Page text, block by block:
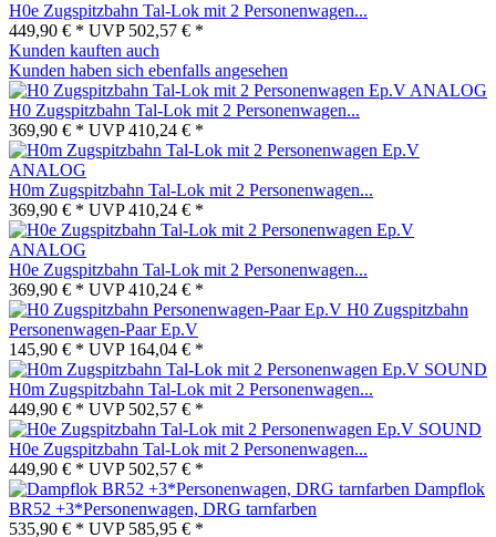
H0e Zugspitzbahn Tal-Lok mit 2 Personenwagen...
449,90 € * UVP 502,57 € *
Kunden kauften auch
Kunden haben sich ebenfalls angesehen
H0 Zugspitzbahn Tal-Lok mit 2 Personenwagen...
369,90 € * UVP410,24 € *
H0m Zugspitzbahn Tal-Lok mit 2 Personenwagen...
369,90 € * UVP410,24 € *
H0e Zugspitzbahn Tal-Lok mit 2 Personenwagen...
369,90 € * UVP410,24 € *
H0 Zugspitzbahn
Personenwagen-Paar Ep.V
145,90 € * UVP 164,04 € *
H0m Zugspitzbahn Tal-Lok mit 2 Personenwagen...
449,90 € * UVP 502,57 € *
H0e Zugspitzbahn Tal-Lok mit 2 Personenwagen...
449,90 € * UVP 502,57 € *
Dampflok
BR52 +3*Personenwagen, DRG tarnfarben
535,90 € * UVP 585,95 € *